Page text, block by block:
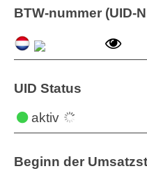
BTW-nummer (UID-
UID Status
aktiv
Beginn der